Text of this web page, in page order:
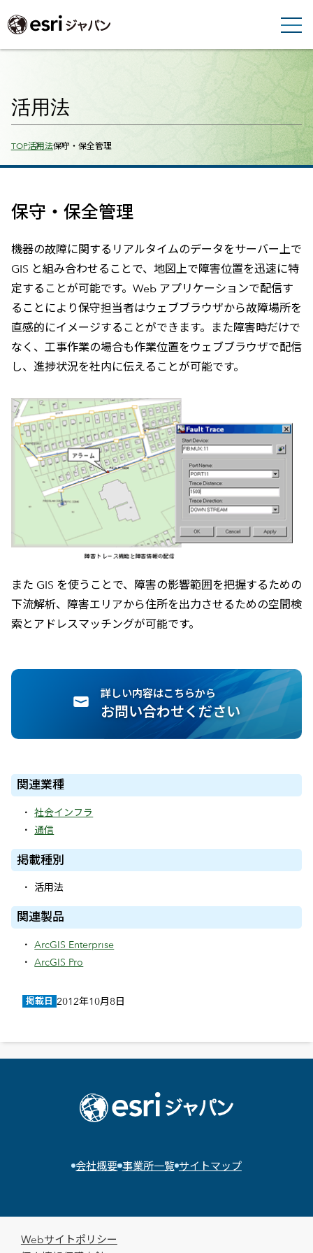
活用法
Breadcrumbs
TOP活用法保守・保全管理
保守・保全管理
機器の故障に関するリアルタイムのデータをサーバー上で
GIS と組み合わせることで、地図上で障害位置を迅速に特
定することが可能です。Web アプリケーションで配信す
ることにより保守担当者はウェブブラウザから故障場所を
直感的にイメージすることができます。また障害時だけで
なく、工事作業の場合も作業位置をウェブブラウザで配信
し、進捗状況を社内に伝えることが可能です。
また GIS を使うことで、障害の影響範囲を把握するための
下流解析、障害エリアから住所を出力させるための空間検
索とアドレスマッチングが可能です。
詳しい内容はこちらから
お問い合わせください
関連業種
社会インフラ
通信
掲載種別
活用法
関連製品
ArcGIS Enterprise
ArcGIS Pro
掲載日 2012年10月8日
会社概要 事業所一覧 サイトマップ
Webサイトポリシー